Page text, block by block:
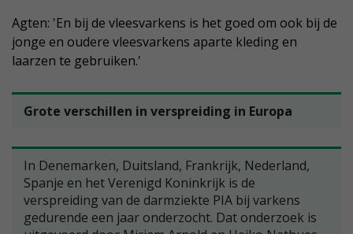
Agten: 'En bij de vleesvarkens is het goed om ook bij de
jonge en oudere vleesvarkens aparte kleding en
laarzen te gebruiken.'
Grote verschillen in verspreiding in Europa
In Denemarken, Duitsland, Frankrijk, Nederland,
Spanje en het Verenigd Koninkrijk is de
verspreiding van de darmziekte PIA bij varkens
gedurende een jaar onderzocht. Dat onderzoek is